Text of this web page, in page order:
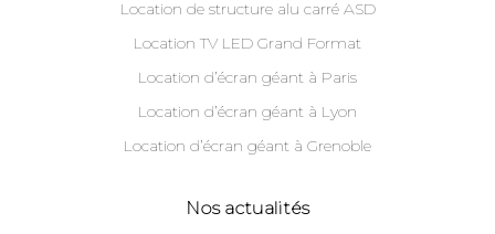
Location de structure alu carré ASD
Location TV LED Grand Format
Location d’écran géant à Paris
Location d’écran géant à Lyon
Location d’écran géant à Grenoble
Nos actualités